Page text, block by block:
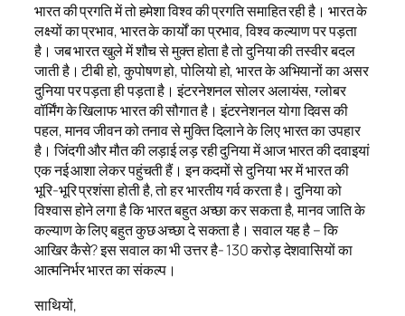
भारत की प्रगति में तो हमेशा विश्व की प्रगति समाहित रही है। भारत के
लक्ष्यों का प्रभाव, भारत के कार्यों का प्रभाव, विश्व कल्याण पर पड़ता
है। जब भारत खुले में शौच से मुक्त होता है तो दुनिया की तस्वीर बदल
जाती है। टीबी हो, कुपोषण हो, पोलियो हो, भारत के अभियानों का असर
दुनिया पर पड़ता ही पड़ता है। इंटरनेशनल सोलर अलायंस, ग्लोबर
वॉर्मिंग के खिलाफ भारत की सौगात है। इंटरनेशनल योगा दिवस की
पहल, मानव जीवन को तनाव से मुक्ति दिलाने के लिए भारत का उपहार
है। जिंदगी और मौत की लड़ाई लड़ रही दुनिया में आज भारत की दवाइयां
एक नई आशा लेकर पहुंचती हैं। इन कदमों से दुनिया भर में भारत की
भूरि-भूरि प्रशंसा होती है, तो हर भारतीय गर्व करता है। दुनिया को
विश्वास होने लगा है कि भारत बहुत अच्छा कर सकता है, मानव जाति के
कल्याण के लिए बहुत कुछ अच्छा दे सकता है। सवाल यह है – कि
आखिर कैसे? इस सवाल का भी उत्तर है- 130 करोड़ देशवासियों का
आत्मनिर्भर भारत का संकल्प।
साथियों,